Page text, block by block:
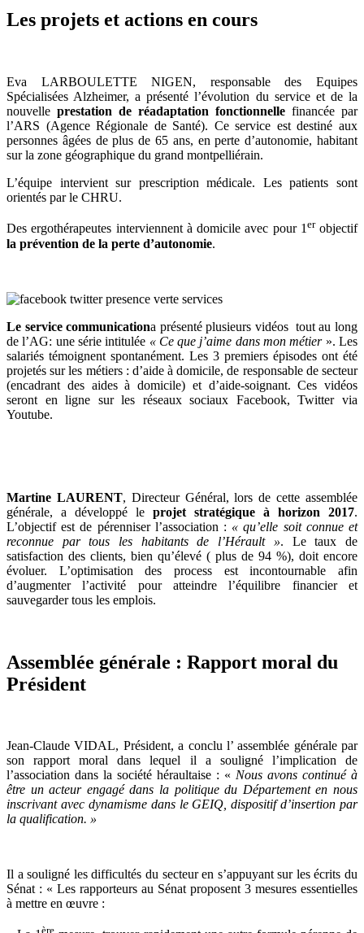
Les projets et actions en cours
Eva LARBOULETTE NIGEN, responsable des Equipes
Spécialisées Alzheimer, a présenté l’évolution du service et de la
nouvelle prestation de réadaptation fonctionnelle financée par
l’ARS (Agence Régionale de Santé). Ce service est destiné aux
personnes âgées de plus de 65 ans, en perte d’autonomie, habitant
sur la zone géographique du grand montpelliérain.
L’équipe intervient sur prescription médicale. Les patients sont
orientés par le CHRU.
Des ergothérapeutes interviennent à domicile avec pour 1erobjectif
la prévention de la perte d’autonomie.
Le service communicationa présenté plusieurs vidéos tout au long
de l’AG: une série intitulée « Ce que j’aime dans mon métier». Les
salariés témoignent spontanément. Les 3 premiers épisodes ont été
projetés sur les métiers : d’aide à domicile, de responsable de secteur
(encadrant des aides à domicile) et d’aide-soignant. Ces vidéos
seront en ligne sur les réseaux sociaux Facebook, Twitter via
Youtube.
Martine LAURENT, Directeur Général, lors de cette assemblée
générale, a développé le projet stratégique à horizon 2017.
L’objectif est de pérenniser l’association : « qu’elle soit connue et
reconnue par tous les habitants de l’Hérault ». Le taux de
satisfaction des clients, bien qu’élevé ( plus de 94 %), doit encore
évoluer. L’optimisation des process est incontournable afin
d’augmenter l’activité pour atteindre l’équilibre financier et
sauvegarder tous les emplois.
Assemblée générale : Rapport moral du
Président
Jean-Claude VIDAL, Président, a conclu l’ assemblée générale par
son rapport moral dans lequel il a souligné l’implication de
l’association dans la société héraultaise : « Nous avons continué à
être un acteur engagé dans la politique du Département en nous
inscrivant avec dynamisme dans le GEIQ, dispositif d’insertion par
la qualification. »
Il a souligné les difficultés du secteur en s’appuyant sur les écrits du
Sénat : « Les rapporteurs au Sénat proposent 3 mesures essentielles
à mettre en œuvre :
ère